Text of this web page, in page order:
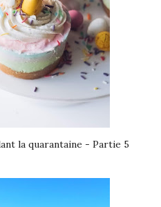
la quarantaine - Partie 5